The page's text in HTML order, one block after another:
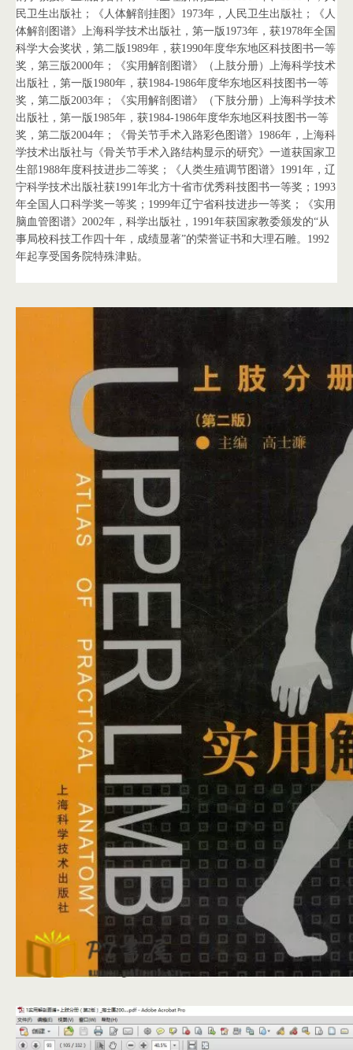
民卫生出版社；《人体解剖挂图》1973年，人民卫生出版社；《人
体解剖图谱》上海科学技术出版社，第一版1973年，获1978年全国
科学大会奖状，第二版1989年，获1990年度华东地区科技图书一等
奖，第三版2000年；《实用解剖图谱》（上肢分册）上海科学技术
出版社，第一版1980年，获1984-1986年度华东地区科技图书一等
奖，第二版2003年；《实用解剖图谱》（下肢分册）上海科学技术
出版社，第一版1985年，获1984-1986年度华东地区科技图书一等
奖，第二版2004年；《骨关节手术入路彩色图谱》1986年，上海科
学技术出版社与《骨关节手术入路结构显示的研究》一道获国家卫
生部1988年度科技进步二等奖；《人类生殖调节图谱》1991年，辽
宁科学技术出版社获1991年北方十省市优秀科技图书一等奖；1993
年全国人口科学奖一等奖；1999年辽宁省科技进步一等奖；《实用
脑血管图谱》2002年，科学出版社，1991年获国家教委颁发的“从
事局校科技工作四十年，成绩显著”的荣誉证书和大理石雕。1992
年起享受国务院特殊津贴。